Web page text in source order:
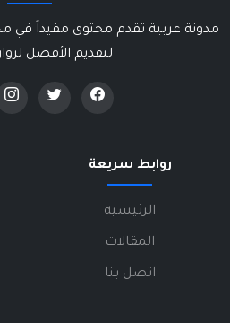
مدونة عربية تقدم محتوى مفيداً في
لتقديم الأفضل
روابط سريعة
الرئيسية
المقالات
اتصل بنا